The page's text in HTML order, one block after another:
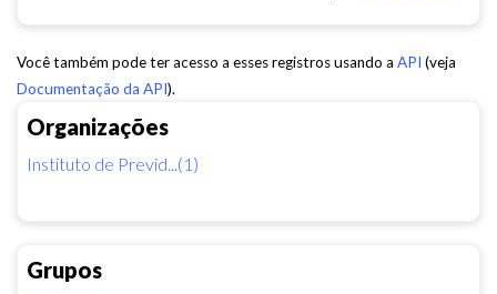
Organizações
Instituto de Previd...(1)
Grupos
Você também pode ter acesso a esses registros usando a API (veja
Documentação da API).